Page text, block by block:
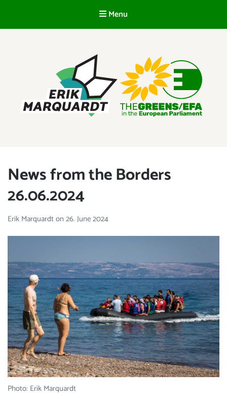
Menu
News from the Borders
26.06.2024
Erik Marquardton 26. June 2024
Photo: Erik Marquardt